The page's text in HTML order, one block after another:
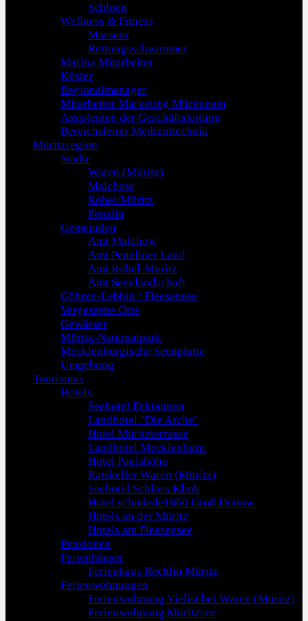
Schloen
Wellness & Fitness
Masseur
Rettungsschwimmer
Marina Mitarbeiter
Küster
Regionalmanager
Mitarbeiter Marketing Müritzeum
Assistenten der Geschäftsleitung
Bereichsleiter Medizintechnik
Müritzregion
Städte
Waren (Müritz)
Malchow
Röbel/Müritz
Penzlin
Gemeinden
Amt Malchow
Amt Penzliner Land
Amt Röbel-Müritz
Amt Seenlandschaft
Göhren-Lebbin / Fleesensee
Vergessene Orte
Gewässer
Müritz-Nationalpark
Mecklenburgische Seenplatte
Umgebung
Tourismus
Hotels
Seehotel Ecktannen
Landhotel "Die Arche"
Hotel Müritzterrasse
Landhotel Mecklenburg
Hotel Paulshöhe
Ratskeller Waren (Müritz)
Seehotel Schloss Klink
Hotel schmiede1860 Groß Dratow
Hotels an der Müritz
Hotels am Fleesensee
Pensionen
Ferienhäuser
Ferienhaus Rechlin Müritz
Ferienwohnungen
Ferienwohnung Vielist bei Waren (Müritz)
Ferienwohnung Müritzsee